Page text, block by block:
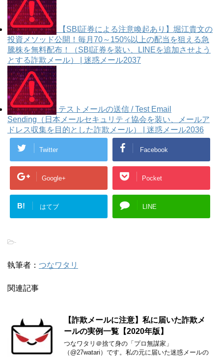
【SBI証券による注意喚起あり】堀江貴文の
投資メソッド公開！毎月70～150%以上の配当を狙える急
騰株を無料配布！（SBI証券を装い、LINEを追加させよう
とする詐欺メール） | 迷惑メール2037
テストメールの送信 / Test Email
Sending（日本メールセキュリティ協会を装い、メールア
ドレス収集を目的とした詐欺メール） | 迷惑メール2036
Twitter Facebook
Google+ Pocket
B! はてブ LINE
-
執筆者： つなワタリ
関連記事
【詐欺メールに注意】私に届いた詐欺メ
ールの実例一覧【2020年版】
つなワタリ＠捨て身の「プロ無謀家」
（@27watari）です。私の元に届いた迷惑メールの